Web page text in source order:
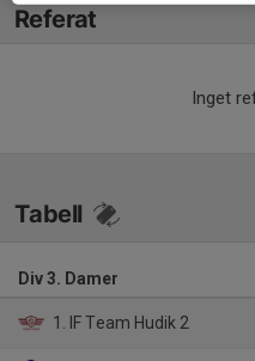
Referat
Inget
Tabell
Div 3. Damer
1. IF Team Hudik 2